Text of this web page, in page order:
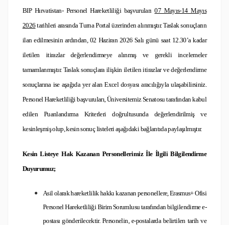
BIP Hırvatistan- Personel Hareketliliği başvuruları07 Mayıs-14 Mayıs
2026 tarihleri arasında Turna Portal üzerinden alınmıştır.Taslak sonuçların
ilan edilmesinin ardından, 02 Haziran 2026 Salı günü saat 12.30’a kadar
iletilen itirazlar değerlendirmeye alınmış ve gerekli incelemeler
tamamlanmıştır. Taslak sonuçlara ilişkin iletilen itirazlar ve değerlendirme
sonuçlarına ise aşağıda yer alan Excel dosyası aracılığıyla ulaşabilirsiniz.
Personel Hareketliliği başvuruları, Üniversitemiz Senatosu tarafından kabul
edilen Puanlandırma Kriterleri doğrultusunda değerlendirilmiş ve
kesinleşmiş olup, kesin sonuç listeleri aşağıdaki bağlantıda paylaşılmıştır.
Kesin Listeye Hak Kazanan Personellerimiz İle İlgili Bilgilendirme
Duyurumuz;
Asil olarak hareketlilik hakkı kazanan personellere, Erasmus+ Ofisi
Personel Hareketliliği Birim Sorumlusu tarafından bilgilendirme e-
postası gönderilecektir. Personelin, e-postalarda belirtilen tarih ve